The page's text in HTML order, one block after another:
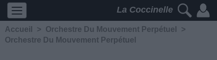
La Coccinelle
Accueil > Orchestre Du Mouvement Perpétuel
>
Orchestre Du Mouvement Perpétuel